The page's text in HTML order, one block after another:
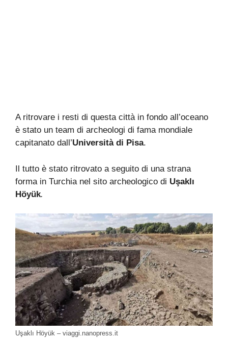
A ritrovare i resti di questa città in fondo all’oceano
è stato un team di archeologi di fama mondiale
capitanato dall’Università di Pisa.
Il tutto è stato ritrovato a seguito di una strana
forma in Turchia nel sito archeologico di Uşaklı
Höyük.
Uşaklı Höyük – viaggi.nanopress.it